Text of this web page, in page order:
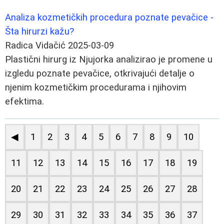
Analiza kozmetičkih procedura poznate pevačice -
Šta hirurzi kažu?
Radica Vidačić 2025-03-09
Plastični hirurg iz Njujorka analizirao je promene u
izgledu poznate pevačice, otkrivajući detalje o
njenim kozmetičkim procedurama i njihovim
efektima.
◀ 1 2 3 4 5 6 7 8 9 10
11 12 13 14 15 16 17 18 19
20 21 22 23 24 25 26 27 28
29 30 31 32 33 34 35 36 37